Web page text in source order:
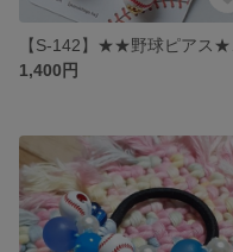
1,400円